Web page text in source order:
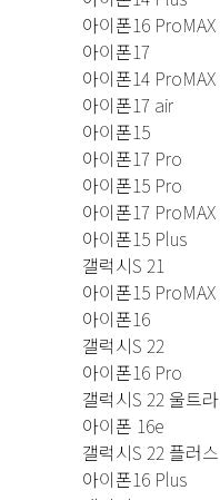
아이폰16 ProMAX
아이폰17
아이폰14 ProMAX
아이폰17 air
아이폰15
아이폰17 Pro
아이폰15 Pro
아이폰17 ProMAX
아이폰15 Plus
갤럭시S 21
아이폰15 ProMAX
아이폰16
갤럭시S 22
아이폰16 Pro
갤럭시S 22 울트라
아이폰 16e
갤럭시S 22 플러스
아이폰16 Plus